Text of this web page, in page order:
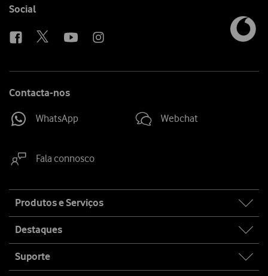
Follow
Social
Contacta-nos
WhatsApp Webchat
Fala connosco
map
Produtos e Serviços
Destaques
Suporte